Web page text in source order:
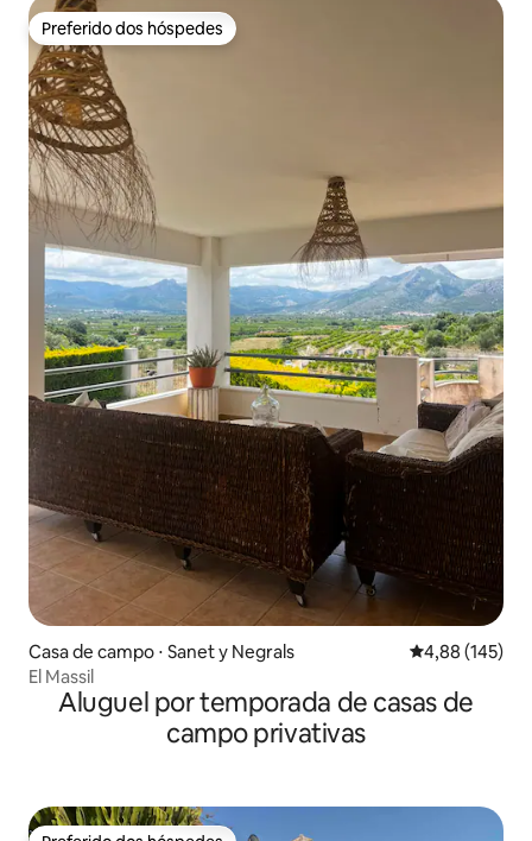
Preferido dos hóspedes
Preferido dos hóspedes
Casa de campo ⋅ Sanet y Negrals 4,88 de uma
4,88 (145)
El Massil
Aluguel por temporada de casas de
campo privativas